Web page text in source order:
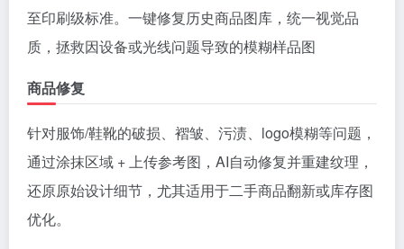
至印刷级标准。一键修复历史商品图库，统一视觉品
质，拯救因设备或光线问题导致的模糊样品图
商品修复
针对服饰/鞋靴的破损、褶皱、污渍、logo模糊等问题，
通过涂抹区域 + 上传参考图，AI自动修复并重建纹理，
还原原始设计细节，尤其适用于二手商品翻新或库存图
优化。